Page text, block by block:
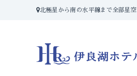
北極星から南の水平線まで全部星空